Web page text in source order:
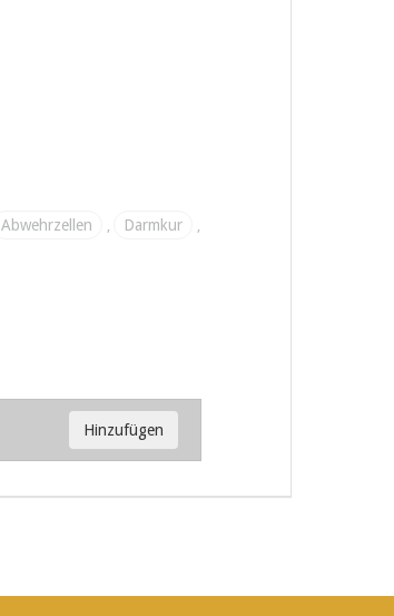
Abwehrzellen , Darmkur ,
Hinzufügen